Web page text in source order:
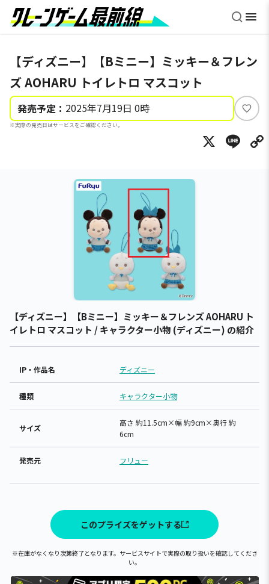
【ディズニー】【Bミニー】ミッキー＆フレン
ズ AOHARU トイレトロ マスコット
発売予定： 2025年7月19日 0時
※実際の発売日はサービスをご確認ください。
い
ね
X
【ディズニー】【Bミニー】ミッキー＆フレンズ AOHARU ト
イレトロ マスコット / キャラクター小物 (ディズニー) の紹介
IP・作品名 ディズニー
種類 キャラクター小物
サイズ
高さ 約11.5cm×幅 約9cm×奥行 約
6cm
発売元 フリュー
このプライズをゲットする
※在庫がなくなり次第終了となります。サービスサイトで実際の取り扱いを確認してくださ
い。